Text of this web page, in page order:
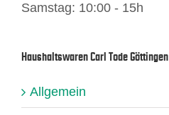
Samstag: 10:00 - 15h
Haushaltswaren Carl Tode Göttingen
Allgemein